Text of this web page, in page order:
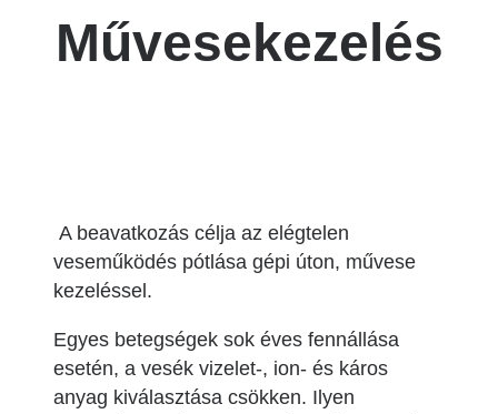
Művesekezelés
A beavatkozás célja az elégtelen
veseműködés pótlása gépi úton, művese
kezeléssel.
Egyes betegségek sok éves fennállása
esetén, a vesék vizelet-, ion- és káros
anyag kiválasztása csökken. Ilyen